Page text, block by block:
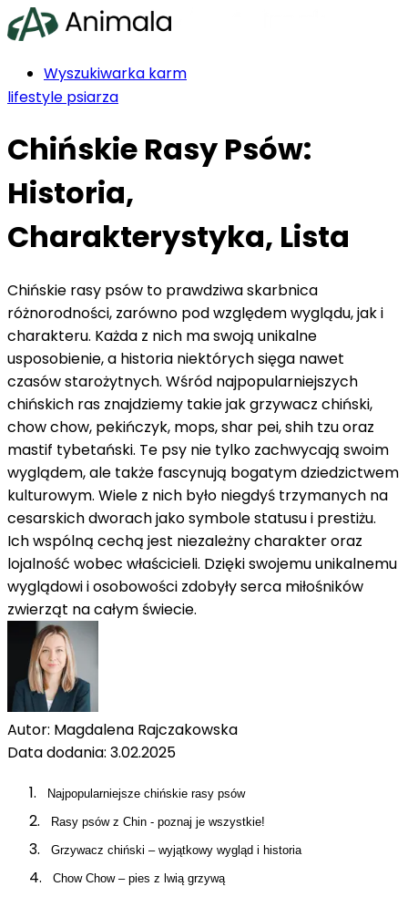
Wyszukiwarka karm
Ranking karm
Rasy psów
Blog
Indeks składników
Szukasz karmy?
Enable dark mode
Enable dark mode
lifestyle psiarza
Chińskie Rasy Psów:
Historia,
Charakterystyka, Lista
Chińskie rasy psów to prawdziwa skarbnica
różnorodności, zarówno pod względem wyglądu, jak i
charakteru. Każda z nich ma swoją unikalne
usposobienie, a historia niektórych sięga nawet
czasów starożytnych. Wśród najpopularniejszych
chińskich ras znajdziemy takie jak grzywacz chiński,
chow chow, pekińczyk, mops, shar pei, shih tzu oraz
mastif tybetański. Te psy nie tylko zachwycają swoim
wyglądem, ale także fascynują bogatym dziedzictwem
kulturowym. Wiele z nich było niegdyś trzymanych na
cesarskich dworach jako symbole statusu i prestiżu.
Ich wspólną cechą jest niezależny charakter oraz
lojalność wobec właścicieli. Dzięki swojemu unikalnemu
wyglądowi i osobowości zdobyły serca miłośników
zwierząt na całym świecie.
Autor: Magdalena Rajczakowska
Data dodania: 3.02.2025
Najpopularniejsze chińskie rasy psów
Rasy psów z Chin - poznaj je wszystkie!
Grzywacz chiński – wyjątkowy wygląd i historia
Chow Chow – pies z lwią grzywą